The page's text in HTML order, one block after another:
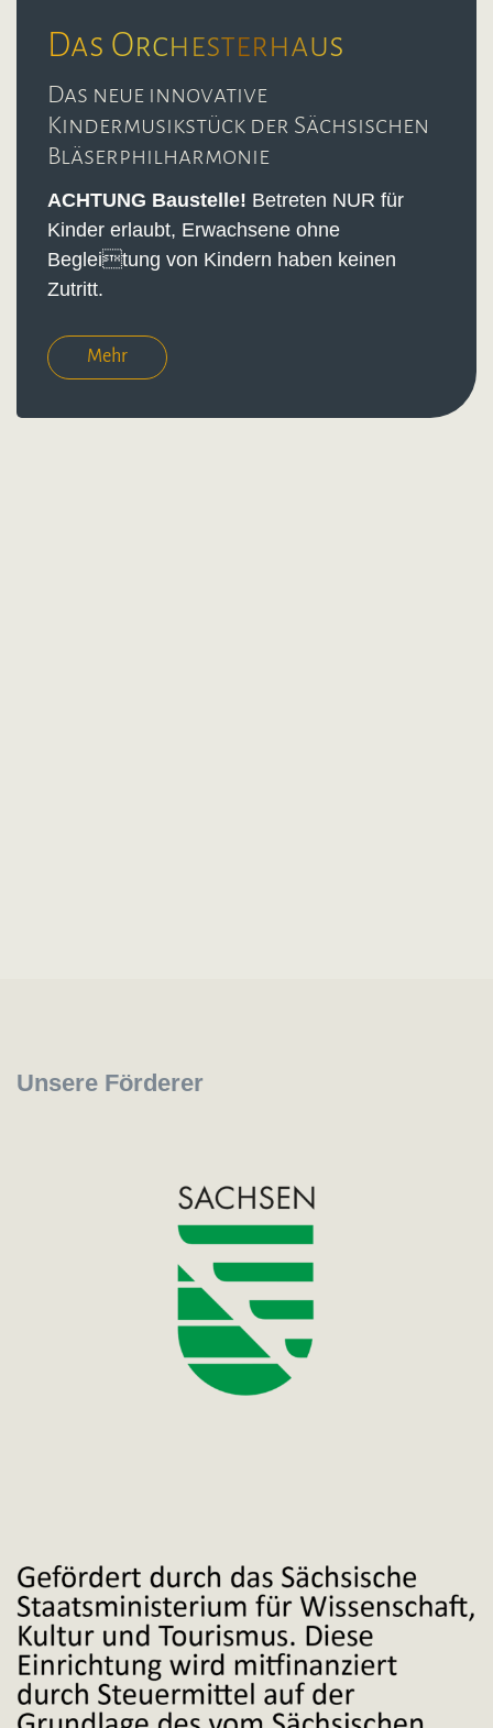
Das Orchesterhaus
Das neue innovative
Kindermusikstück der Sächsischen
Bläserphilharmonie
ACHTUNG Baustelle! Betreten NUR für
Kinder erlaubt, Erwachsene ohne
Begleitung von Kindern haben keinen
Zutritt.
Mehr
Unsere Förderer